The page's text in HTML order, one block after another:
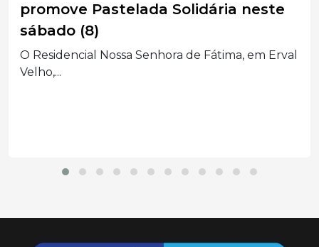
produção: Santa Catarina já soma 27
focos da doença em 2026
Cidasc confirma novos focos de raiva no Oeste e...